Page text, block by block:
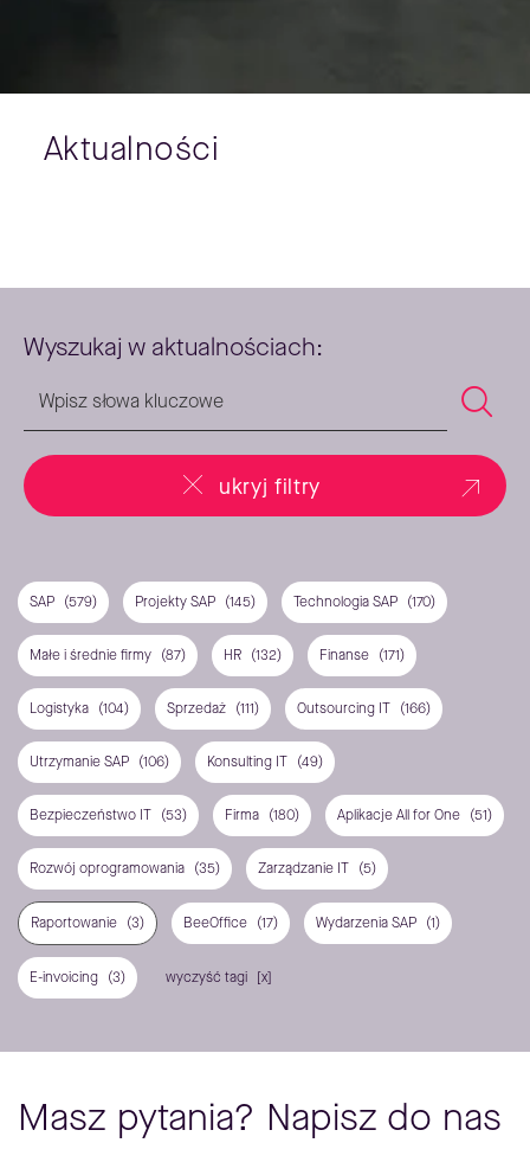
Aktualności
Wyszukaj w aktualnościach:
ukryj filtry
SAP (579) Projekty SAP (145) Technologia SAP (170)
Małe i średnie firmy (87) HR (132) Finanse (171)
Logistyka (104) Sprzedaż (111) Outsourcing IT (166)
Utrzymanie SAP (106) Konsulting IT (49)
Bezpieczeństwo IT (53) Firma (180) Aplikacje All for One (51)
Rozwój oprogramowania (35) Zarządzanie IT (5)
Raportowanie (3) BeeOffice (17) Wydarzenia SAP (1)
E-invoicing (3) wyczyść tagi
Masz pytania? Napisz do nas